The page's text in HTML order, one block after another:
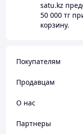
satu.kz
50 000 тг
корзину.
Покупателям
Продавцам
О нас
Партнеры